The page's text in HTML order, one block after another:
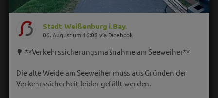
Stadt Weißenburg i.Bay.
06. August um 16:08 via Facebook
🌳 **Verkehrssicherungsmaßnahme am Seeweiher**
Die alte Weide am Seeweiher muss aus Gründen der
Verkehrssicherheit leider gefällt werden.